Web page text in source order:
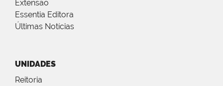
Extensão
Essentia Editora
Últimas Notícias
UNIDADES
Reitoria